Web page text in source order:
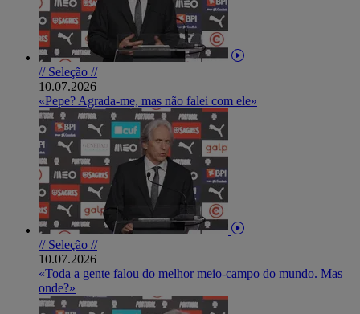
// Seleção //
10.07.2026
«Pepe? Agrada-me, mas não falei com ele»
// Seleção //
10.07.2026
«Toda a gente falou do melhor meio-campo do mundo. Mas
onde?»